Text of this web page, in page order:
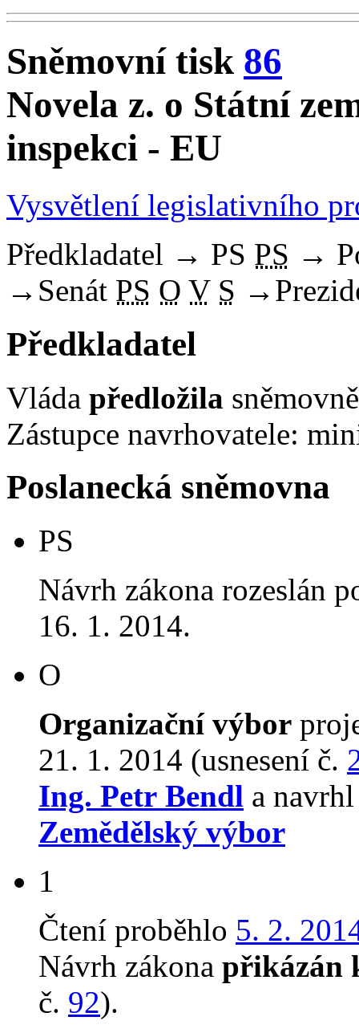
Sněmovní tisk 86
Novela z. o Státní
inspekci - EU
Vysvětlení legislativního
Předkladatel → PS PS →
→ Senát PS O V S →
Předkladatel
Vláda předložila
Zástupce navrhovatele:
Poslanecká sněmovna
PS
Návrh zákona rozeslán
16. 1. 2014.
O
Organizační výbor
21. 1. 2014 (usnesení č.
Ing. Petr Bendl a
Zemědělský výbor
1
Čtení proběhlo 5. 2.
Návrh zákona přikázán
č. 92).